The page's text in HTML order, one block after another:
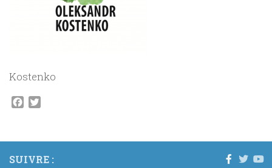
Kostenko
Facebook
SUIVRE :